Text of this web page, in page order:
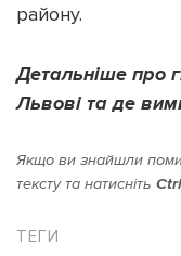
району.
Детальніше про
Львові та де
Якщо ви знайшли
тексту та натисніть